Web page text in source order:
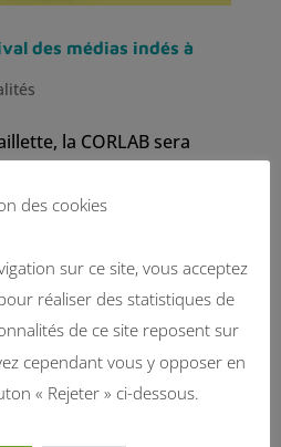
des médias indés à
la CORLAB sera
lieu les 11 et 12 avril
libre, cet événement
50...
des cookies
sur ce site, vous acceptez
réaliser des statistiques de
de ce site reposent sur
cependant vous y opposer en
« Rejeter » ci-dessous.